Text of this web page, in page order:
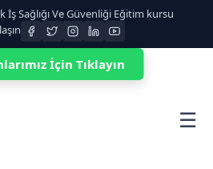
İş Sağlığı Ve Güvenliği Eğitim kursu
☰
İçin Tıklayın